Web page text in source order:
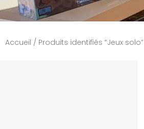
Accueil / Produits identifiés “Jeux solo”